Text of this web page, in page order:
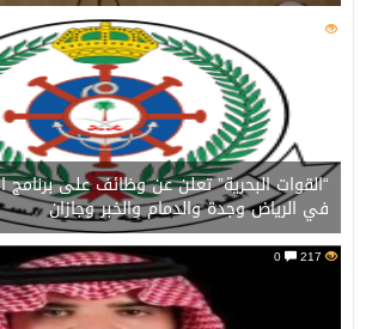
216
“القوات البحرية” تعلن عن وظائف على برنامج
في الرياض وجدة والدمام والخبر وجازان
217